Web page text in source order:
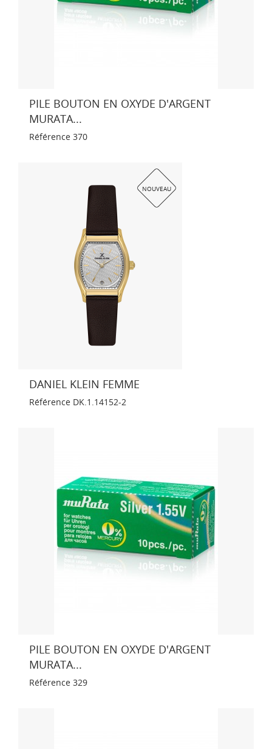
PILE BOUTON EN OXYDE D'ARGENT
MURATA...
Référence 370
NOUVEAU
DANIEL KLEIN FEMME
Référence DK.1.14152-2
PILE BOUTON EN OXYDE D'ARGENT
MURATA...
Référence 329